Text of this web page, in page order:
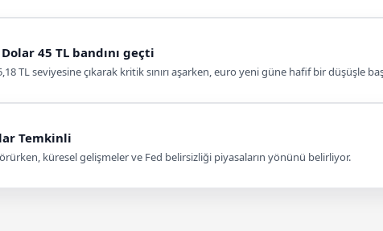
45 TL bandını geçti
TL seviyesine çıkarak kritik sınırı aşarken, euro yeni güne hafif bir düşüşle
Temkinli
küresel gelişmeler ve Fed belirsizliği piyasaların yönünü belirliyor.